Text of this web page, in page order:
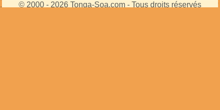
© 2000 - 2026 Tonga-Soa.com - Tous droits réservés